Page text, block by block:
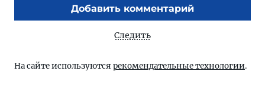
Добавить комментарий
Следить
На сайте используются рекомендательные технологии.